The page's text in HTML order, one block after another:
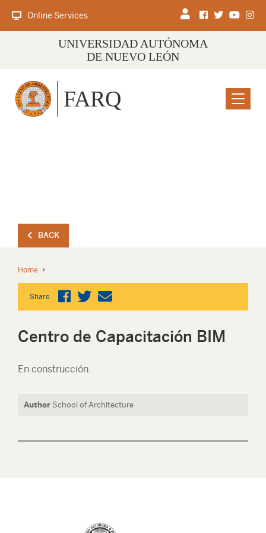
Online Services
UNIVERSIDAD AUTÓNOMA
DE NUEVO LEÓN
Menu
FARQ
BACK
Home
Share
Centro de Capacitación BIM
En construcción.
Author School of Architecture